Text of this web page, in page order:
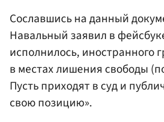
Сославшись на данный
Навальный заявил в
исполнилось, иностранного
в местах лишения свободы
Пусть приходят в суд и
свою позицию».